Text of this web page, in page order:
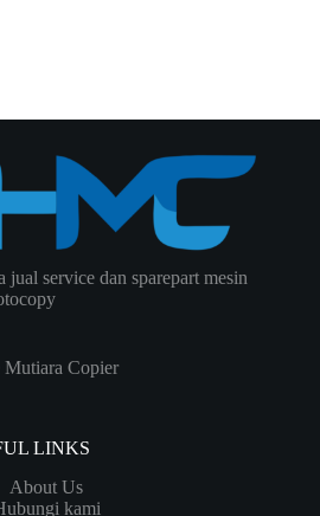
service dan sparepart mesin
Mutiara Copier
LINKS
About Us
kami